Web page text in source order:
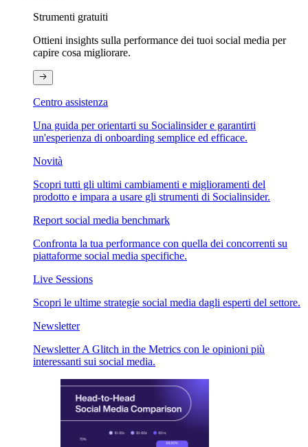
Strumenti gratuiti
Ottieni insights sulla performance dei tuoi social media per
capire cosa migliorare.
Centro assistenza
Una guida per orientarti su Socialinsider e garantirti
un'esperienza di onboarding semplice ed efficace.
Novità
Scopri tutti gli ultimi cambiamenti e miglioramenti del
prodotto e impara a usare gli strumenti di Socialinsider.
Report social media benchmark
Confronta la tua performance con quella dei concorrenti su
piattaforme social media specifiche.
Live Sessions
Scopri le ultime strategie social media dagli esperti del settore.
Newsletter
Newsletter A Glitch in the Metrics con le opinioni più
interessanti sui social media.